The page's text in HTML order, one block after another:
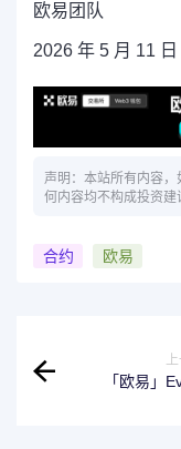
欧易团队
2026 年 5 月 11 日
声明：本站所有内容
何内容均不构成投资建
合约 欧易
「欧易」